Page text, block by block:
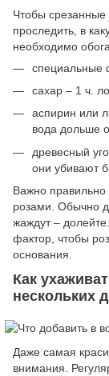
Чтобы срезанные
проследить, в
необходимо
специальные
сахар – 1 ч.
аспирин или
вода дольше
древесный
они убивают
Важно правильно
розами. Обычно
жаждут –
фактор, чтобы
основания.
Как
нескольких
Даже самая
внимания.